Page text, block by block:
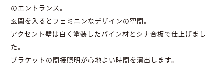
のエントランス。
玄関を入るとフェミニンなデザインの空間。
アクセント壁は白く塗装したパイン材とシナ合板で仕上げまし
た。
ブラケットの間接照明が心地よい時間を演出します。